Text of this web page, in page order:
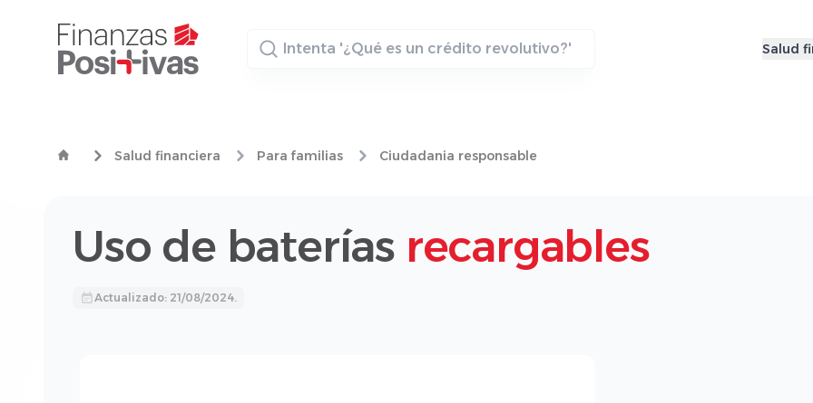
Buscador
Salud
Salud financiera Para familias Ciudadania responsable
Uso de baterías recargables
Actualizado: 21/08/2024.